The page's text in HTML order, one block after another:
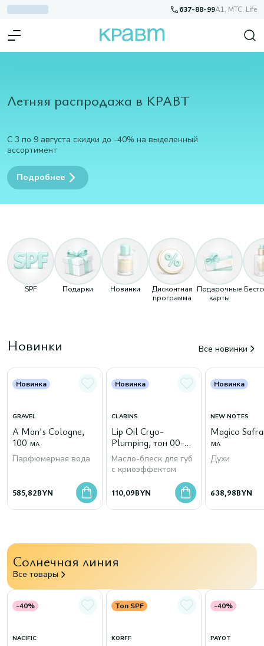
637-88-99A1, МТС, Life
Летняя распродажа в КРАВТ
С 3 по 9 августа скидки до -40% на выделенный
ассортимент
Подробнее
SPF Подарки Новинки
Дисконтная
программа
Подарочные
карты
Новинки Все новинки
Новинка
GRAVEL
A Man's Cologne,
100 мл
Парфюмерная вода
585,82BYN
Новинка
CLARINS
Lip Oil Cryo-
Plumping, тон 00-
Cryo Mint
Масло-блеск для губ
с криоэффектом
110,09BYN
Новинка
NEW NOTES
Magico
мл
Духи
638,98BYN
Солнечная линия
Все товары
-40%
NACIFIC
Топ SPF
KORFF
-40%
PAYOT